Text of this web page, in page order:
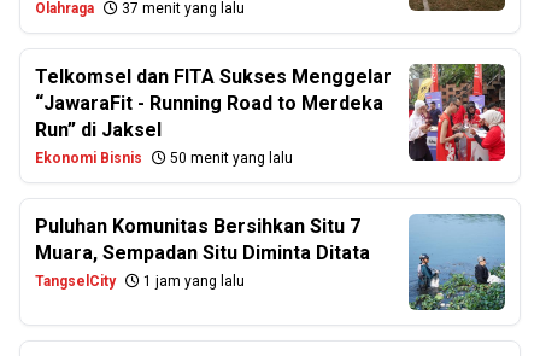
Olahraga 37 menit yang lalu
Telkomsel dan FITA Sukses Menggelar
“JawaraFit - Running Road to Merdeka
Run” di Jaksel
Ekonomi Bisnis 50 menit yang lalu
Puluhan Komunitas Bersihkan Situ 7
Muara, Sempadan Situ Diminta Ditata
TangselCity 1 jam yang lalu